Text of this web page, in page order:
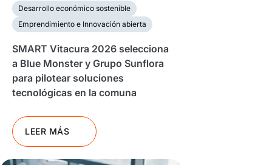
Desarrollo económico sostenible
Emprendimiento e Innovación abierta
SMART Vitacura 2026 selecciona
a Blue Monster y Grupo Sunflora
para pilotear soluciones
tecnológicas en la comuna
LEER MÁS